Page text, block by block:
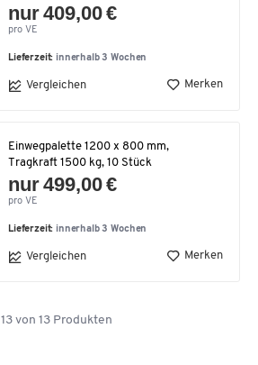
nur 409,00 €
pro VE
Lieferzeit: innerhalb 3 Wochen
Vergleichen Merken
Einwegpalette 1200 x 800 mm,
Tragkraft 1500 kg, 10 Stück
nur 499,00 €
pro VE
Lieferzeit: innerhalb 3 Wochen
Vergleichen Merken
13 von 13 Produkten